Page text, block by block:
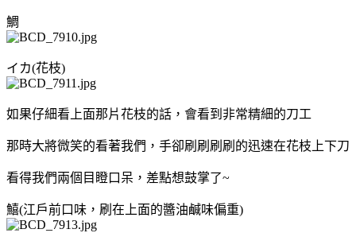
鯛
イカ(花枝)
如果仔細看上面那片花枝的話，會看到非常精細的刀工
那時大將微笑的看著我們，手卻刷刷刷刷的迅速在花枝上下刀
看得我們兩個目瞪口呆，差點想鼓掌了~
鱚(江戶前口味，刷在上面的醬油鹹味偏重)